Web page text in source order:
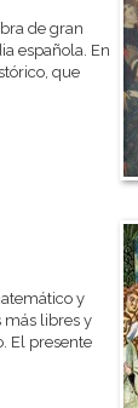
de gran
española. En
que
y
más libres y
El presente